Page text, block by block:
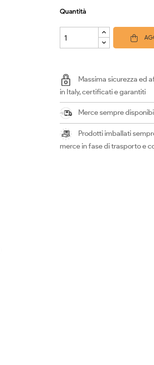
Quantità
Massima sicurezza ed
in Italy, certificati e garantiti
Merce sempre
Prodotti imballati
merce in fase di trasporto e